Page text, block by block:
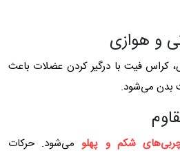
و هوازی
کراس فیت با درگیر کردن عضلات باعث
بدن می‌شود.
شکم و پهلومی‌شود. حرکات